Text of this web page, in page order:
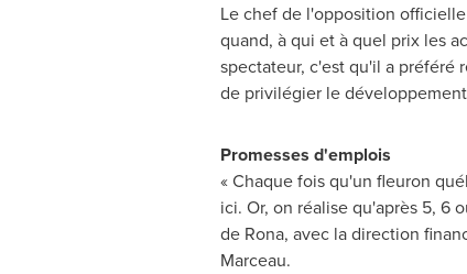
Le chef de l'opposition
quand, à qui et à quel prix les
spectateur, c'est qu'il a préféré
de privilégier le
Promesses d'emplois
« Chaque fois qu'un fleuron
ici. Or, on réalise qu'après 5, 6
de Rona, avec la direction
Marceau.